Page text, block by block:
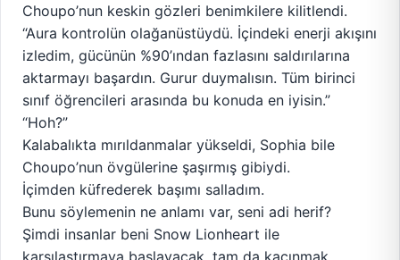
Choupo’nun keskin gözleri benimkilere kilitlendi.
“Aura kontrolün olağanüstüydü. İçindeki enerji akışını
izledim, gücünün %90’ından fazlasını saldırılarına
aktarmayı başardın. Gurur duymalısın. Tüm birinci
sınıf öğrencileri arasında bu konuda en iyisin.”
“Hoh?”
Kalabalıkta mırıldanmalar yükseldi, Sophia bile
Choupo’nun övgülerine şaşırmış gibiydi.
İçimden küfrederek başımı salladım.
Bunu söylemenin ne anlamı var, seni adi herif?
Şimdi insanlar beni Snow Lionheart ile
karşılaştırmaya başlayacak, tam da kaçınmak